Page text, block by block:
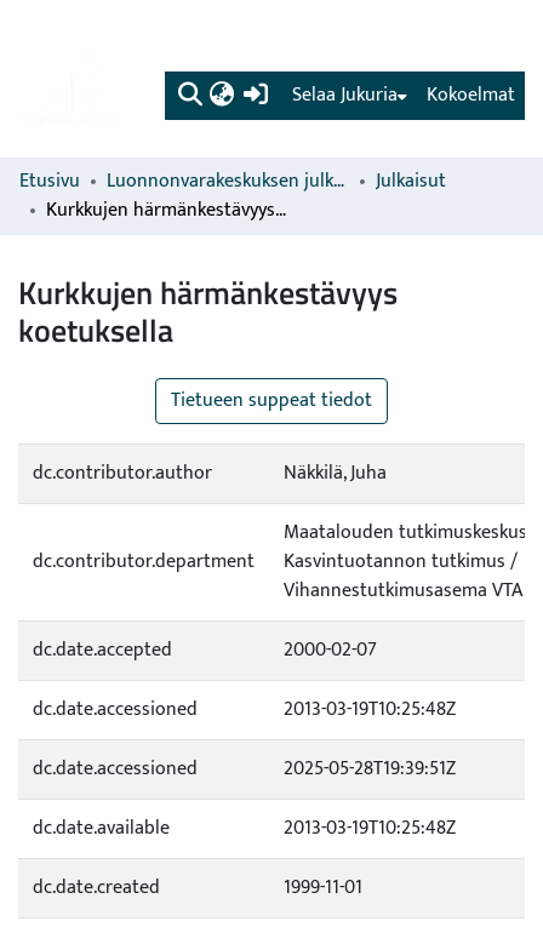
(current) Kokoelmat
Selaa Jukuria
Etusivu Luonnonvarakeskuksen julkaisut
Julkaisut
Kurkkujen härmänkestävyys koetuksella
Kurkkujen härmänkestävyys
koetuksella
Tietueen suppeat tiedot
dc.contributor.author Näkkilä, Juha
dc.contributor.department
Maatalouden tutkimuskeskus
Kasvintuotannon tutkimus /
Vihannestutkimusasema VTA
dc.date.accepted
2000-02-07
dc.date.accessioned
2013-03-19T10:25:48Z
dc.date.accessioned
2025-05-28T19:39:51Z
dc.date.available
2013-03-19T10:25:48Z
dc.date.created
1999-11-01